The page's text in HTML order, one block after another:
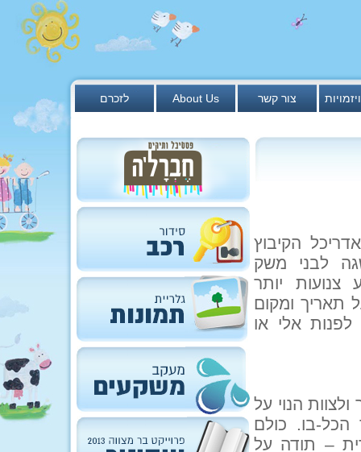
לזכרם About Us צור קשר
הקיבוץ
לבני משק
צנועות יותר
תאריך ומקום
לפנות אלי או
הנוי על
בו. כולם
– תודה על